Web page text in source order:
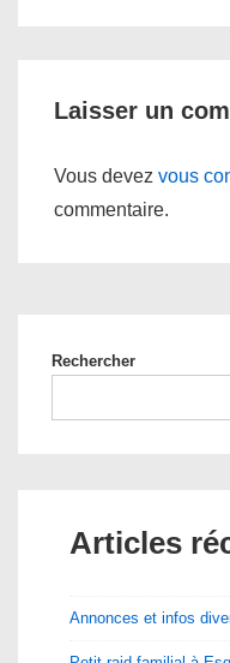
Laisser un
Vous devez vous
commentaire.
Rechercher
Articles
Annonces et infos